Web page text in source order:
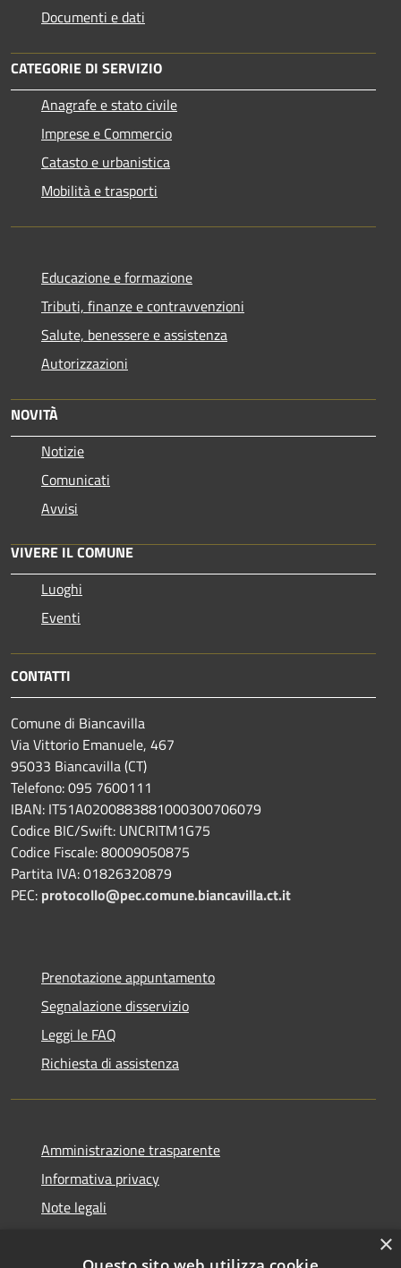
Documenti e dati
CATEGORIE DI SERVIZIO
Anagrafe e stato civile
Imprese e Commercio
Catasto e urbanistica
Mobilità e trasporti
Educazione e formazione
Tributi, finanze e contravvenzioni
Salute, benessere e assistenza
Autorizzazioni
NOVITÀ
Notizie
Comunicati
Avvisi
VIVERE IL COMUNE
Luoghi
Eventi
CONTATTI
Comune di Biancavilla
Via Vittorio Emanuele, 467
95033 Biancavilla (CT)
Telefono: 095 7600111
IBAN: IT51A0200883881000300706079
Codice BIC/Swift: UNCRITM1G75
Codice Fiscale: 80009050875
Partita IVA: 01826320879
PEC: protocollo@pec.comune.biancavilla.ct.it
Prenotazione appuntamento
Segnalazione disservizio
Leggi le FAQ
Richiesta di assistenza
Amministrazione trasparente
Informativa privacy
Note legali
×